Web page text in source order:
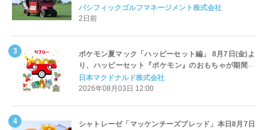
Cart（エアコンカート）」導入 | ＰＧＭ
パシフィックゴルフマネージメント株式会社
2日前
ポケモン夏マック「ハッピーセット編」 8月7日(金)よ
り、ハッピーセット『ポケモン』のおもちゃが期間限
定登場
日本マクドナルド株式会社
2026年08月03日 12:00
シャトレーゼ「マッケンチーズブレッド」本日8月7日